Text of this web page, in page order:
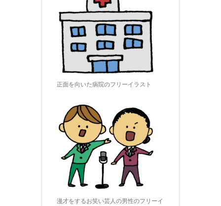
正面を向いた病院のフリーイラスト
漫才をするお笑い芸人の男性のフリーイ